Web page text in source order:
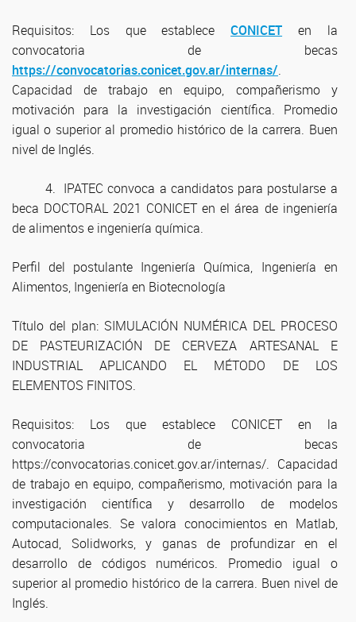
Requisitos: Los que estableceCONICET en la
convocatoria de becas
https://convocatorias.conicet.gov.ar/internas/.
Capacidad de trabajo en equipo, compañerismo y
motivación para la investigación científica. Promedio
igual o superior al promedio histórico de la carrera. Buen
nivel de Inglés.
4. IPATEC convoca a candidatos para postularse a
beca DOCTORAL 2021 CONICET en el área de ingeniería
de alimentos e ingeniería química.
Perfil del postulante Ingeniería Química, Ingeniería en
Alimentos, Ingeniería en Biotecnología
Título del plan: SIMULACIÓN NUMÉRICA DEL PROCESO
DE PASTEURIZACIÓN DE CERVEZA ARTESANAL E
INDUSTRIAL APLICANDO EL MÉTODO DE LOS
ELEMENTOS FINITOS.
Requisitos: Los que establece CONICET en la
convocatoria de becas
https://convocatorias.conicet.gov.ar/internas/. Capacidad
de trabajo en equipo, compañerismo, motivación para la
investigación científica y desarrollo de modelos
computacionales. Se valora conocimientos en Matlab,
Autocad, Solidworks, y ganas de profundizar en el
desarrollo de códigos numéricos. Promedio igual o
superior al promedio histórico de la carrera. Buen nivel de
Inglés.